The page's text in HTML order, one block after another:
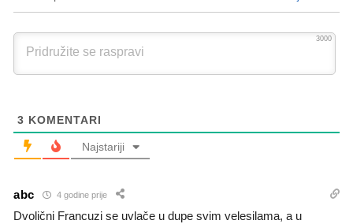
3000
3 KOMENTARI
Najstariji
abc 4 godine prije
Dvolični Francuzi se uvlače u dupe svim velesilama, a u